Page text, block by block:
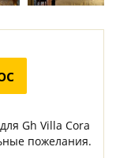
Gh Villa Cora
пожелания.